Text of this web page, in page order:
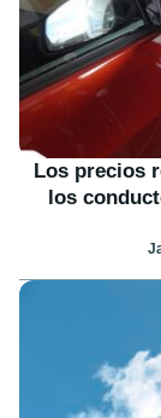
Los precios
los